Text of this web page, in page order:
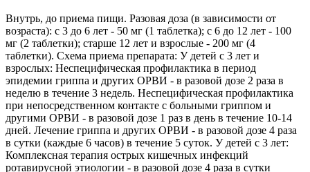
Внутрь, до приема пищи. Разовая доза (в зависимости от
возраста): с 3 до 6 лет - 50 мг (1 таблетка); с 6 до 12 лет - 100
мг (2 таблетки); старше 12 лет и взрослые - 200 мг (4
таблетки). Схема приема препарата: У детей с 3 лет и
взрослых: Неспецифическая профилактика в период
эпидемии гриппа и других ОРВИ - в разовой дозе 2 раза в
неделю в течение 3 недель. Неспецифическая профилактика
при непосредственном контакте с больными гриппом и
другими ОРВИ - в разовой дозе 1 раз в день в течение 10-14
дней. Лечение гриппа и других ОРВИ - в разовой дозе 4 раза
в сутки (каждые 6 часов) в течение 5 суток. У детей с 3 лет:
Комплексная терапия острых кишечных инфекций
ротавирусной этиологии - в разовой дозе 4 раза в сутки